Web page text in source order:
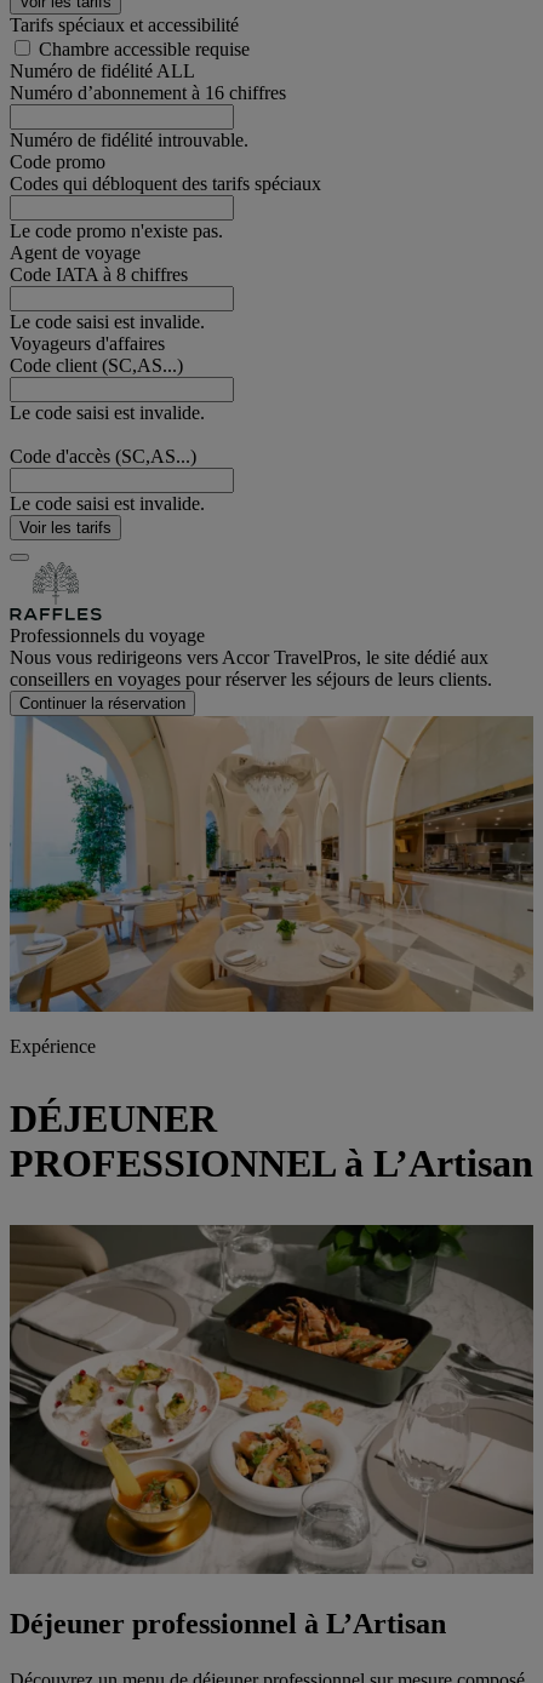
Tarifs spéciaux et accessibilité
Chambre accessible requise
Numéro de fidélité ALL
Numéro d’abonnement à 16 chiffres
Numéro de fidélité introuvable.
Code promo
Codes qui débloquent des tarifs spéciaux
Le code promo n'existe pas.
Agent de voyage
Code IATA à 8 chiffres
Le code saisi est invalide.
Voyageurs d'affaires
Code client (SC,AS...)
Le code saisi est invalide.
Code d'accès (SC,AS...)
Le code saisi est invalide.
Voir les tarifs
Professionnels du voyage
Nous vous redirigeons vers Accor TravelPros, le site dédié aux
conseillers en voyages pour réserver les séjours de leurs clients.
Continuer la réservation
Expérience
DÉJEUNER
PROFESSIONNEL à L’Artisan
Déjeuner professionnel à L’Artisan